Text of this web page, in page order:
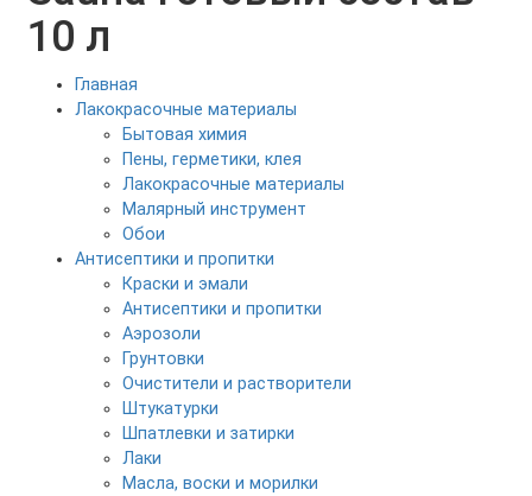
10 л
Главная
Лакокрасочные материалы
Бытовая химия
Пены, герметики, клея
Лакокрасочные материалы
Малярный инструмент
Обои
Антисептики и пропитки
Краски и эмали
Антисептики и пропитки
Аэрозоли
Грунтовки
Очистители и растворители
Штукатурки
Шпатлевки и затирки
Лаки
Масла, воски и морилки